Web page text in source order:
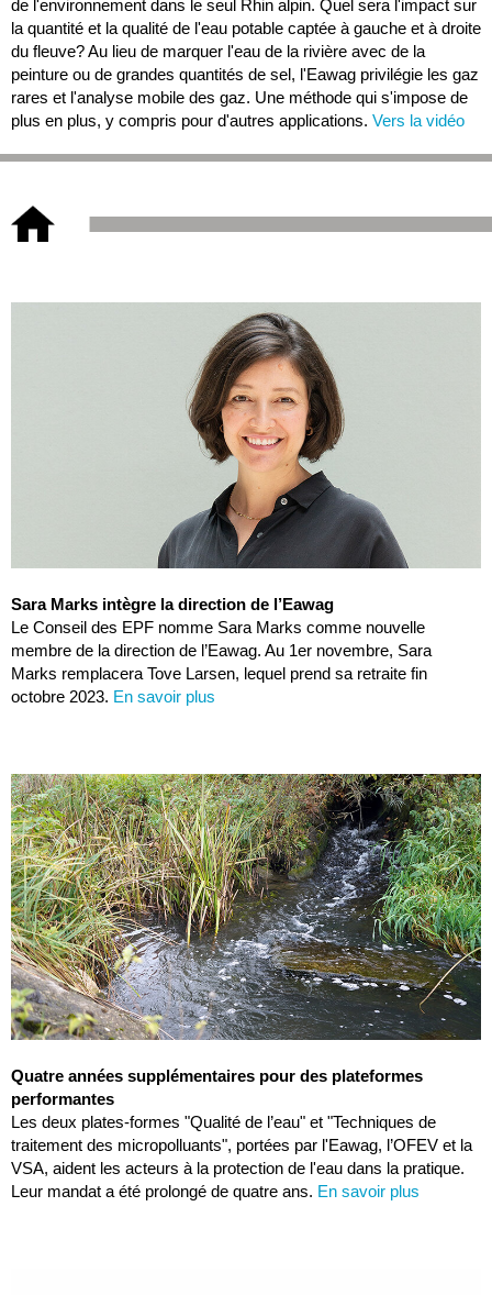
de l'environnement dans le seul Rhin alpin. Quel sera l'impact sur
la quantité et la qualité de l'eau potable captée à gauche et à droite
du fleuve? Au lieu de marquer l'eau de la rivière avec de la
peinture ou de grandes quantités de sel, l'Eawag privilégie les gaz
rares et l'analyse mobile des gaz. Une méthode qui s'impose de
plus en plus, y compris pour d'autres applications. Vers la vidéo
Sara Marks intègre la direction de l’Eawag
Le Conseil des EPF nomme Sara Marks comme nouvelle
membre de la direction de l’Eawag. Au 1er novembre, Sara
Marks remplacera Tove Larsen, lequel prend sa retraite fin
octobre 2023. En savoir plus
Quatre années supplémentaires pour des plateformes
performantes
Les deux plates-formes "Qualité de l’eau" et "Techniques de
traitement des micropolluants", portées par l'Eawag, l’OFEV et la
VSA, aident les acteurs à la protection de l'eau dans la pratique.
Leur mandat a été prolongé de quatre ans. En savoir plus